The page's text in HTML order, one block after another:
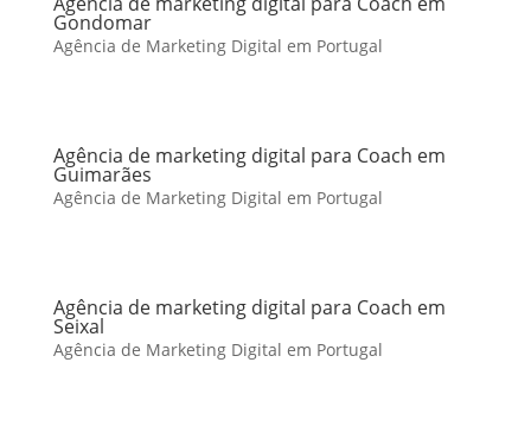
Gondomar
Agência de Marketing Digital em Portugal
Agência de marketing digital para Coach em
Guimarães
Agência de Marketing Digital em Portugal
Agência de marketing digital para Coach em
Seixal
Agência de Marketing Digital em Portugal